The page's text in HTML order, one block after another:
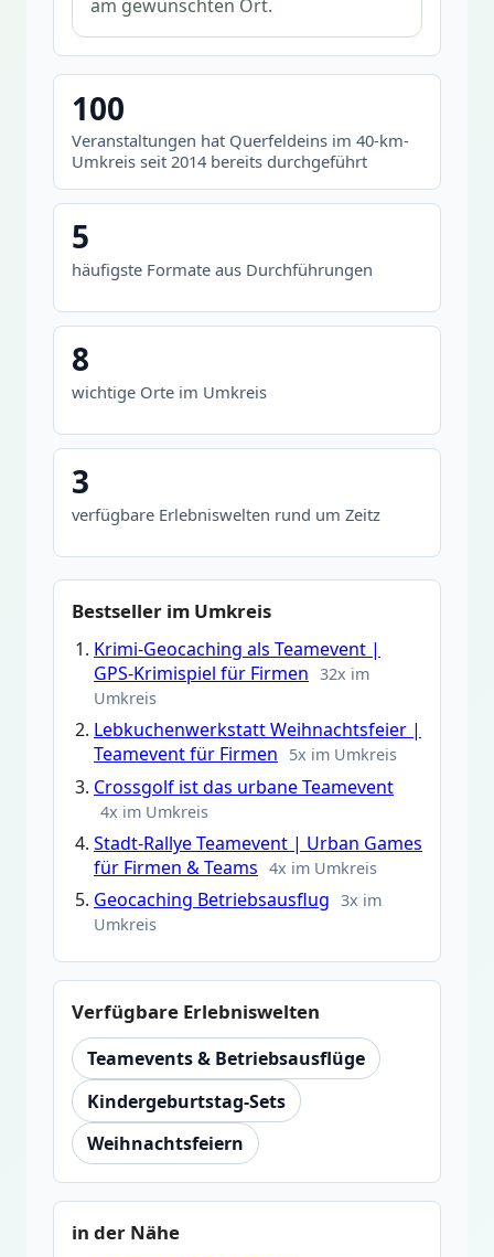
am gewünschten Ort.
100
Veranstaltungen hat Querfeldeins im 40-km-
Umkreis seit 2014 bereits durchgeführt
5
häufigste Formate aus Durchführungen
8
wichtige Orte im Umkreis
3
verfügbare Erlebniswelten rund um Zeitz
Bestseller im Umkreis
Krimi-Geocaching als Teamevent |
GPS-Krimispiel für Firmen 32x im
Umkreis
Lebkuchenwerkstatt Weihnachtsfeier |
Teamevent für Firmen
5x im Umkreis
Crossgolf ist das urbane Teamevent
4x im Umkreis
Stadt-Rallye Teamevent | Urban Games
für Firmen & Teams 4x im Umkreis
Geocaching Betriebsausflug 3x im
Umkreis
Verfügbare Erlebniswelten
Teamevents & Betriebsausflüge
Kindergeburtstag-Sets
Weihnachtsfeiern
in der Nähe